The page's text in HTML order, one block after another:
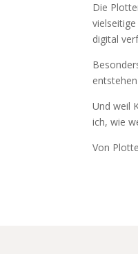
Die
digital
Und weil
ich, wie
Von